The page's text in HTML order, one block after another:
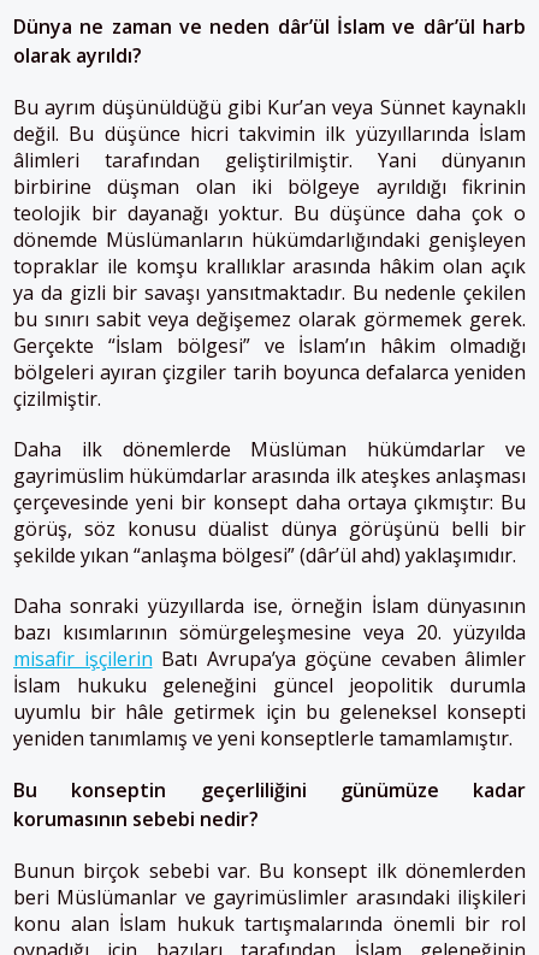
Dünya ne zaman ve neden dâr’ül İslam ve dâr’ül harb
olarak ayrıldı?
Bu ayrım düşünüldüğü gibi Kur’an veya Sünnet kaynaklı
değil. Bu düşünce hicri takvimin ilk yüzyıllarında İslam
âlimleri tarafından geliştirilmiştir. Yani dünyanın
birbirine düşman olan iki bölgeye ayrıldığı fikrinin
teolojik bir dayanağı yoktur. Bu düşünce daha çok o
dönemde Müslümanların hükümdarlığındaki genişleyen
topraklar ile komşu krallıklar arasında hâkim olan açık
ya da gizli bir savaşı yansıtmaktadır. Bu nedenle çekilen
bu sınırı sabit veya değişemez olarak görmemek gerek.
Gerçekte “İslam bölgesi” ve İslam’ın hâkim olmadığı
bölgeleri ayıran çizgiler tarih boyunca defalarca yeniden
çizilmiştir.
Daha ilk dönemlerde Müslüman hükümdarlar ve
gayrimüslim hükümdarlar arasında ilk ateşkes anlaşması
çerçevesinde yeni bir konsept daha ortaya çıkmıştır: Bu
görüş, söz konusu düalist dünya görüşünü belli bir
şekilde yıkan “anlaşma bölgesi” (dâr’ül ahd) yaklaşımıdır.
Daha sonraki yüzyıllarda ise, örneğin İslam dünyasının
bazı kısımlarının sömürgeleşmesine veya 20. yüzyılda
misafir işçilerin Batı Avrupa’ya göçüne cevaben âlimler
İslam hukuku geleneğini güncel jeopolitik durumla
uyumlu bir hâle getirmek için bu geleneksel konsepti
yeniden tanımlamış ve yeni konseptlerle tamamlamıştır.
Bu konseptin geçerliliğini günümüze kadar
korumasının sebebi nedir?
Bunun birçok sebebi var. Bu konsept ilk dönemlerden
beri Müslümanlar ve gayrimüslimler arasındaki ilişkileri
konu alan İslam hukuk tartışmalarında önemli bir rol